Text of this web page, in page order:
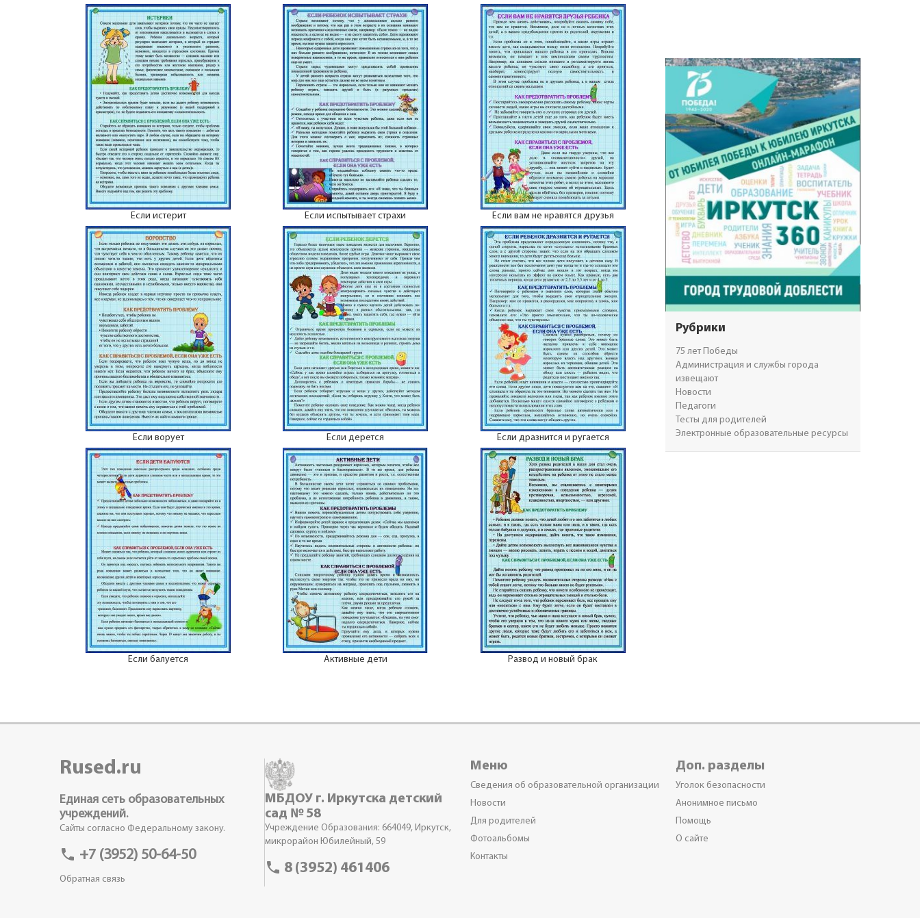
Если истерит Если испытывает страхи Если вам не нравятся друзья
Если ворует Если дерется Если дразнится и ругается
Если балуется Активные дети Развод и новый брак
Рубрики
75 лет Победы
Администрация и службы города
извещают
Новости
Педагоги
Тесты для родителей
Электронные образовательные ресурсы
Rused.ru
Единая сеть образовательных
учреждений.
Сайты согласно Федеральному закону.
phone +7 (3952) 50-64-50
Обратная связь
МБДОУ г. Иркутска детский
сад № 58
Учреждение Образования: 664049, Иркутск,
микрорайон Юбилейный, 59
phone 8 (3952) 461406
Меню
Сведения об образовательной организации
Новости
Для родителей
Фотоальбомы
Контакты
Доп. разделы
Уголок безопасности
Анонимное письмо
Помощь
О сайте